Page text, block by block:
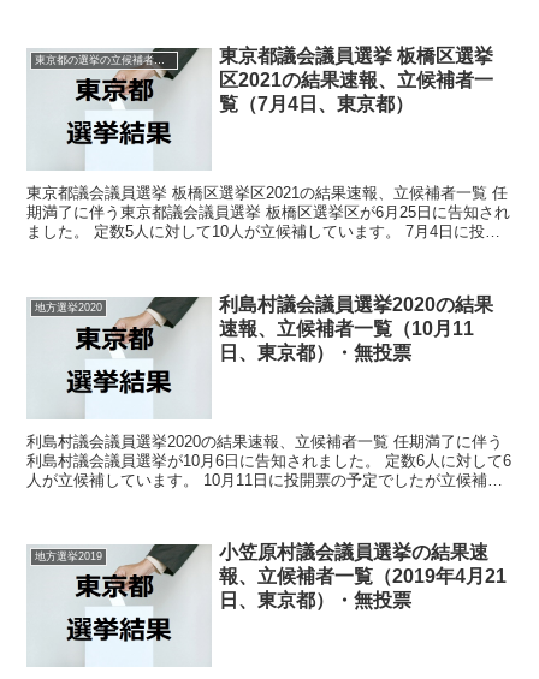
東京都の選挙の立候補者と結果速報一覧
東京都議会議員選挙 板橋区選挙
区2021の結果速報、立候補者一
覧（7月4日、東京都）
東京都議会議員選挙 板橋区選挙区2021の結果速報、立候補者一覧 任
期満了に伴う東京都議会議員選挙 板橋区選挙区が6月25日に告知され
ました。 定数5人に対して10人が立候補しています。 7月4日に投開
地方選挙2020
利島村議会議員選挙2020の結果
速報、立候補者一覧（10月11
日、東京都）・無投票
利島村議会議員選挙2020の結果速報、立候補者一覧 任期満了に伴う
利島村議会議員選挙が10月6日に告知されました。 定数6人に対して6
人が立候補しています。 10月11日に投開票の予定でしたが立候補者
地方選挙2019
小笠原村議会議員選挙の結果速
報、立候補者一覧（2019年4月21
日、東京都）・無投票